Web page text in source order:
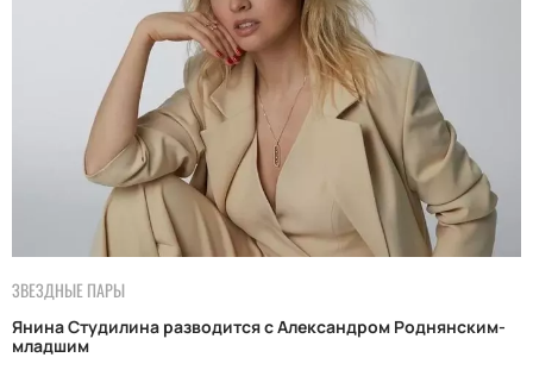
ЗВЕЗДНЫЕ ПАРЫ
Янина Студилина разводится с Александром Роднянским-
младшим